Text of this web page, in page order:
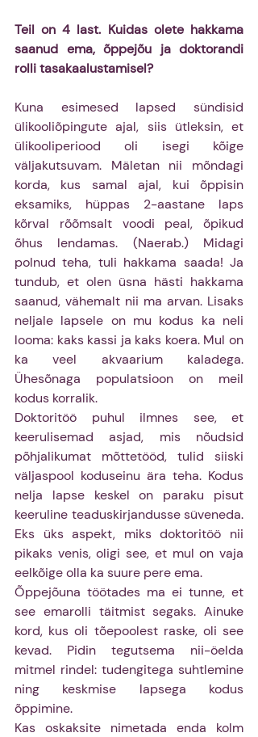
Teil on 4 last. Kuidas olete hakkama
saanud ema, õppejõu ja doktorandi
rolli tasakaalustamisel?
Kuna esimesed lapsed sündisid
ülikooliõpingute ajal, siis ütleksin, et
ülikooliperiood oli isegi kõige
väljakutsuvam. Mäletan nii mõndagi
korda, kus samal ajal, kui õppisin
eksamiks, hüppas 2-aastane laps
kõrval rõõmsalt voodi peal, õpikud
õhus lendamas. (Naerab.) Midagi
polnud teha, tuli hakkama saada! Ja
tundub, et olen üsna hästi hakkama
saanud, vähemalt nii ma arvan. Lisaks
neljale lapsele on mu kodus ka neli
looma: kaks kassi ja kaks koera. Mul on
ka veel akvaarium kaladega.
Ühesõnaga populatsioon on meil
kodus korralik.
Doktoritöö puhul ilmnes see, et
keerulisemad asjad, mis nõudsid
põhjalikumat mõttetööd, tulid siiski
väljaspool koduseinu ära teha. Kodus
nelja lapse keskel on paraku pisut
keeruline teaduskirjandusse süveneda.
Eks üks aspekt, miks doktoritöö nii
pikaks venis, oligi see, et mul on vaja
eelkõige olla ka suure pere ema.
Õppejõuna töötades ma ei tunne, et
see emarolli täitmist segaks. Ainuke
kord, kus oli tõepoolest raske, oli see
kevad. Pidin tegutsema nii-öelda
mitmel rindel: tudengitega suhtlemine
ning keskmise lapsega kodus
õppimine.
Kas oskaksite nimetada enda kolm